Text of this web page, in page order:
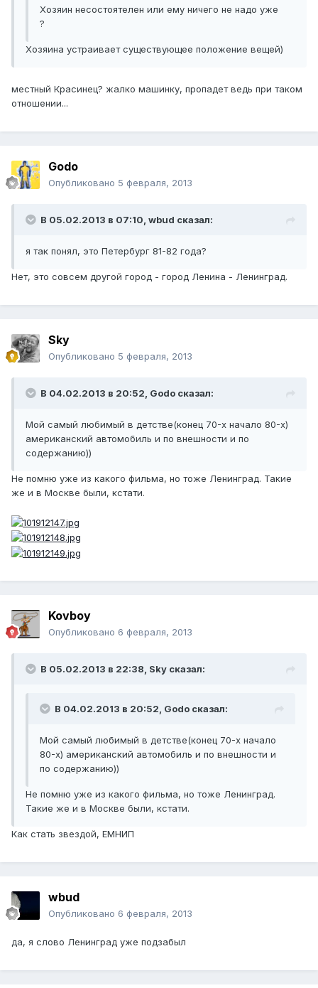
Хозяин несостоятелен или ему ничего не надо уже
?
Хозяина устраивает существующее положение вещей)
местный Красинец? жалко машинку, пропадет ведь при таком
отношении...
Godo
Опубликовано 5 февраля, 2013
В 05.02.2013 в 07:10, wbud сказал:
я так понял, это Петербург 81-82 года?
Нет, это совсем другой город - город Ленина - Ленинград.
Sky
Опубликовано 5 февраля, 2013
В 04.02.2013 в 20:52, Godo сказал:
Мой самый любимый в детстве(конец 70-х начало 80-х)
американский автомобиль и по внешности и по
содержанию))
Не помню уже из какого фильма, но тоже Ленинград. Такие
же и в Москве были, кстати.
Kovboy
Опубликовано 6 февраля, 2013
В 05.02.2013 в 22:38, Sky сказал:
В 04.02.2013 в 20:52, Godo сказал:
Мой самый любимый в детстве(конец 70-х начало
80-х) американский автомобиль и по внешности и
по содержанию))
Не помню уже из какого фильма, но тоже Ленинград.
Такие же и в Москве были, кстати.
Как стать звездой, ЕМНИП
wbud
Опубликовано 6 февраля, 2013
да, я слово Ленинград уже подзабыл